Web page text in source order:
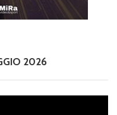
2026